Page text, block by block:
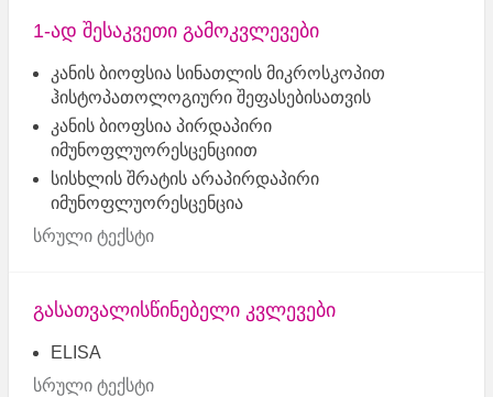
1-ად შესაკვეთი გამოკვლევები
კანის ბიოფსია სინათლის მიკროსკოპით
ჰისტოპათოლოგიური შეფასებისათვის
კანის ბიოფსია პირდაპირი
იმუნოფლუორესცენციით
სისხლის შრატის არაპირდაპირი
იმუნოფლუორესცენცია
სრული ტექსტი
გასათვალისწინებელი კვლევები
ELISA
სრული ტექსტი